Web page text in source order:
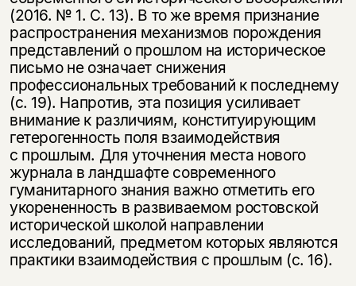
(2016. № 1. С. 13). В то же время признание
распространения механизмов порождения
представлений о прошлом на историческое
письмо не означает снижения
профессиональных требований к последнему
(с. 19). Напротив, эта позиция усиливает
внимание к различиям, конституирующим
гетерогенность поля взаимодействия
с прошлым. Для уточнения места нового
журнала в ландшафте современного
гуманитарного знания важно отметить его
укорененность в развиваемом ростовской
исторической школой направлении
исследований, предметом которых являются
практики взаимодействия с прошлым (с. 16).